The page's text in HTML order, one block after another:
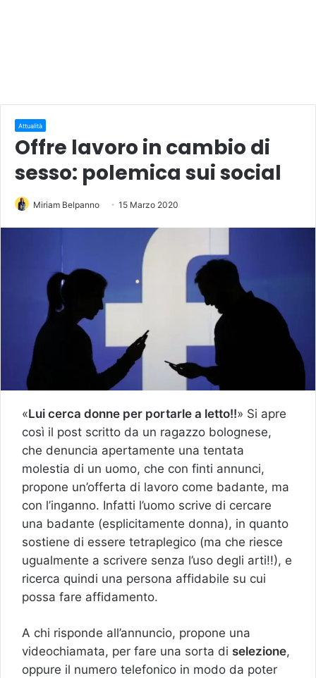
Attualità
Offre lavoro in cambio di
sesso: polemica sui social
Miriam Belpanno 15 Marzo 2020
«Lui cerca donne per portarle a letto!!» Si apre
così il post scritto da un ragazzo bolognese,
che denuncia apertamente una tentata
molestia di un uomo, che con finti annunci,
propone un’offerta di lavoro come badante, ma
con l’inganno. Infatti l’uomo scrive di cercare
una badante (esplicitamente donna), in quanto
sostiene di essere tetraplegico (ma che riesce
ugualmente a scrivere senza l’uso degli arti!!), e
ricerca quindi una persona affidabile su cui
possa fare affidamento.
A chi risponde all’annuncio, propone una
videochiamata, per fare una sorta di selezione,
oppure il numero telefonico in modo da poter